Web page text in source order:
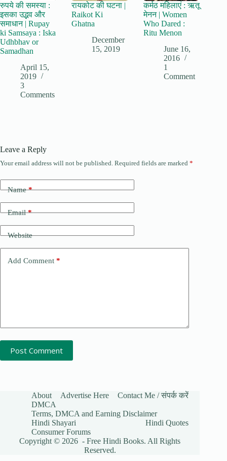
रुपये की समस्या :
इसका उद्भव और
समाधान | Rupay
ki Samsaya : Iska
Udhbhav or
Samadhan
April 15,
2019
3
Comments
रायकोट की घटना |
Raikot Ki
Ghatna
December
15, 2019
कर्मठ महिलाएं : ऋतू
मेनन | Women
Who Dared :
Ritu Menon
June 16,
2016
1
Comment
Leave a Reply
Your email address will not be published. Required fields are marked *
Name*
Email*
Website
Add Comment *
Post Comment
About Advertise Here
Contact Me / संपर्क करें
DMCA
Terms, DMCA and Earning Disclaimer
Hindi Shayari
Hindi Quotes
Consumer Forums
Copyright © 2026 - Free Hindi Books. All Rights
Reserved.